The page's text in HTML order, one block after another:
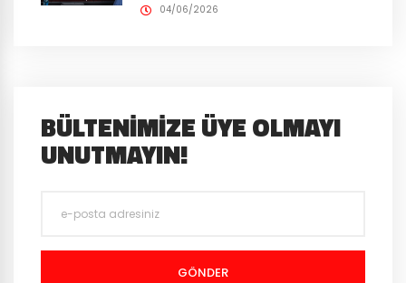
04/06/2026
BÜLTENIMIZE ÜYE OLMAYI
UNUTMAYIN!